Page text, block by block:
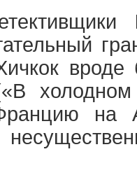
вроде
холодном
на